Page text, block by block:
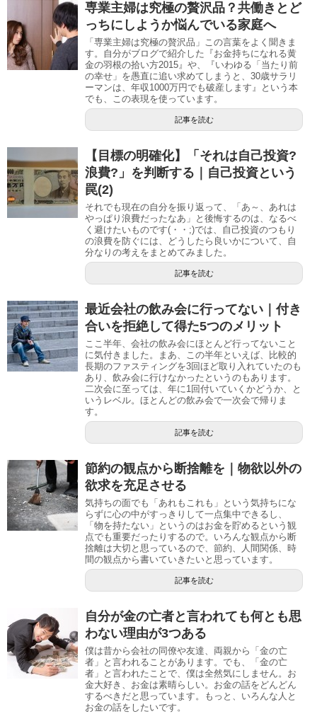
専業主婦は究極の贅沢品？共働きとど
っちにしようか悩んでいる家庭へ
「専業主婦は究極の贅沢品」この言葉をよく聞きま
す。自分がブログで紹介した『お金持ちになれる黄
金の羽根の拾い方2015』や、『いわゆる「当たり前
の幸せ」を愚直に追い求めてしまうと、30歳サラリ
ーマンは、年収1000万円でも破産します』という本
でも、この表現を使っています。
記事を読む
【目標の明確化】「それは自己投資?
浪費?」を判断する｜自己投資という
罠(2)
それでも現在の自分を振り返って、「あ～、あれは
やっぱり浪費だったなあ」と後悔するのは、なるべ
く避けたいものです(・・;)では、自己投資のつもり
の浪費を防ぐには、どうしたら良いかについて、自
分なりの考えをまとめてみました。
記事を読む
最近会社の飲み会に行ってない｜付き
合いを拒絶して得た5つのメリット
ここ半年、会社の飲み会にほとんど行ってないこと
に気付きました。まあ、この半年といえば、比較的
長期のファスティングを3回ほど取り入れていたのも
あり、飲み会に行けなかったというのもあります。
二次会に至っては、年に1回付いていくかどうか、と
いうレベル。ほとんどの飲み会で一次会で帰りま
す。
記事を読む
節約の観点から断捨離を｜物欲以外の
欲求を充足させる
気持ちの面でも「あれもこれも」という気持ちにな
らずに心の中がすっきりして一点集中できるし、
「物を持たない」というのはお金を貯めるという観
点でも重要だったりするので。いろんな観点から断
捨離は大切と思っているので、節約、人間関係、時
間の観点から書いていきたいと思っています。
記事を読む
自分が金の亡者と言われても何とも思
わない理由が3つある
僕は昔から会社の同僚や友達、両親から「金の亡
者」と言われることがあります。でも、「金の亡
者」と言われたことで、僕は全然気にしません。お
金大好き、お金は素晴らしい。お金の話をどんどん
するべきだと思っています。もっと、いろんな人と
お金の話をしたいです。